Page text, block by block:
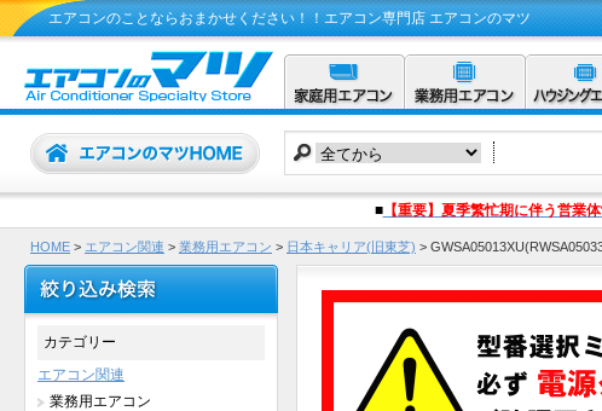
エアコンのことならおまかせください！！エアコン専門店 エアコンのマツ
■【重要】夏季繁忙期に伴う営業
HOME > エアコン関連 > 業務用エアコン > 日本キャリア(旧東芝) >
カテゴリー
エアコン関連
業務用エアコン